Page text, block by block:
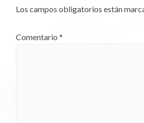
Los campos obligatorios están
Comentario*